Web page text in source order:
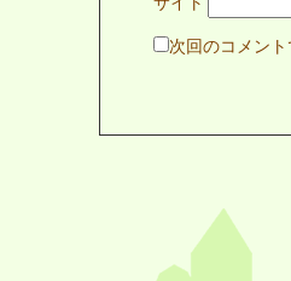
次回のコメン